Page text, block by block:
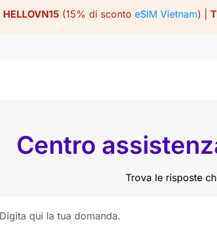
HELLOVN15 (15% di sconto eSIM Vietnam) |
Centro
Trova le risposte